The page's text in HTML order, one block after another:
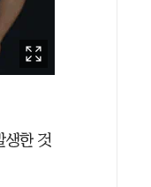
생한 것